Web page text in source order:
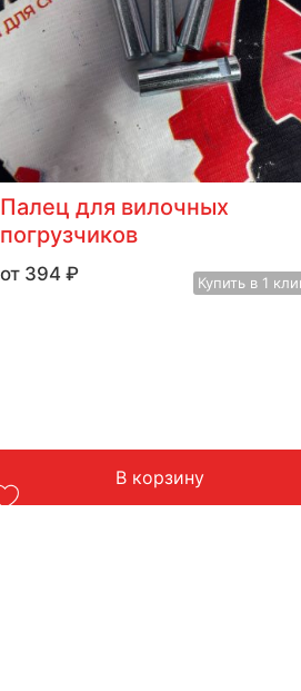
Палец для вилочных
погрузчиков
394 ₽ Купить в 1
В корзину